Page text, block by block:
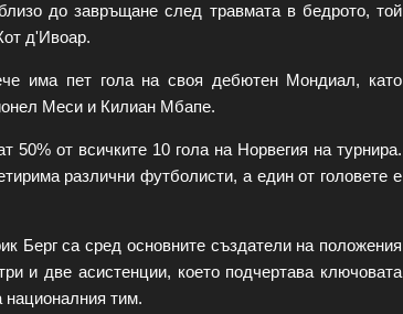
до завръщане след травмата в бедрото, той
д'Ивоар.
има пет гола на своя дебютен Мондиал, като
Меси и Килиан Мбапе.
50% от всичките 10 гола на Норвегия на турнира.
различни футболисти, а един от головете е
Берг са сред основните създатели на положения
и две асистенции, което подчертава ключовата
националния тим.